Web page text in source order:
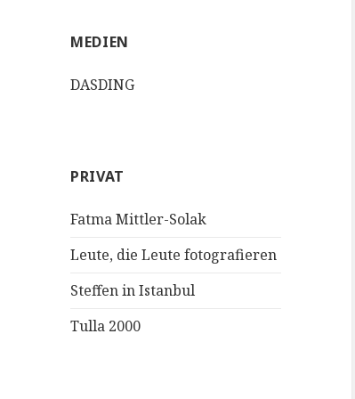
MEDIEN
DASDING
PRIVAT
Fatma Mittler-Solak
Leute, die Leute fotografieren
Steffen in Istanbul
Tulla 2000